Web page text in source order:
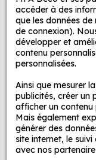
et ce, à moindre
Quels sont les
décoration ?
Une grande
disponibles
de couleurs,
sticker
Une
à installer,
MPA Déco
Nos services
Nos sites
Mon Compte
accéder à des
que les données
de connexion).
développer et
contenu
personnalisées.
Ainsi que mesurer
publicités, créer un
afficher un contenu
Mais également
générer des
site internet, le
avec nos